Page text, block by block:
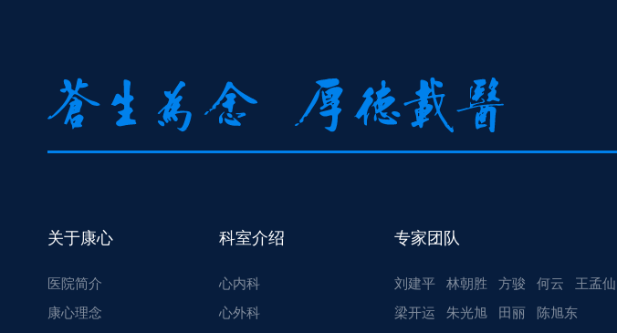
关于康心
医院简介
康心理念
科室介绍
心内科
心外科
专家团队
刘建平 林朝胜 方骏 何云 王孟仙
梁开运
朱光旭 田丽 陈旭东